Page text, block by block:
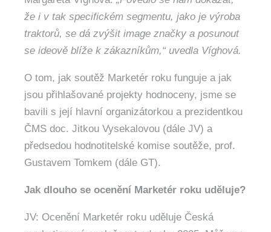
že i v tak specifickém segmentu, jako je výroba
traktorů, se dá zvýšit image značky a posunout
se ideově blíže k zákazníkům,“ uvedla Víghová.
O tom, jak soutěž Marketér roku funguje a jak
jsou přihlašované projekty hodnoceny, jsme se
bavili s její hlavní organizátorkou a prezidentkou
ČMS doc. Jitkou Vysekalovou (dále JV) a
předsedou hodnotitelské komise soutěže, prof.
Gustavem Tomkem (dále GT).
Jak dlouho se ocenění Marketér roku uděluje?
JV: Ocenění Marketér roku uděluje Česká